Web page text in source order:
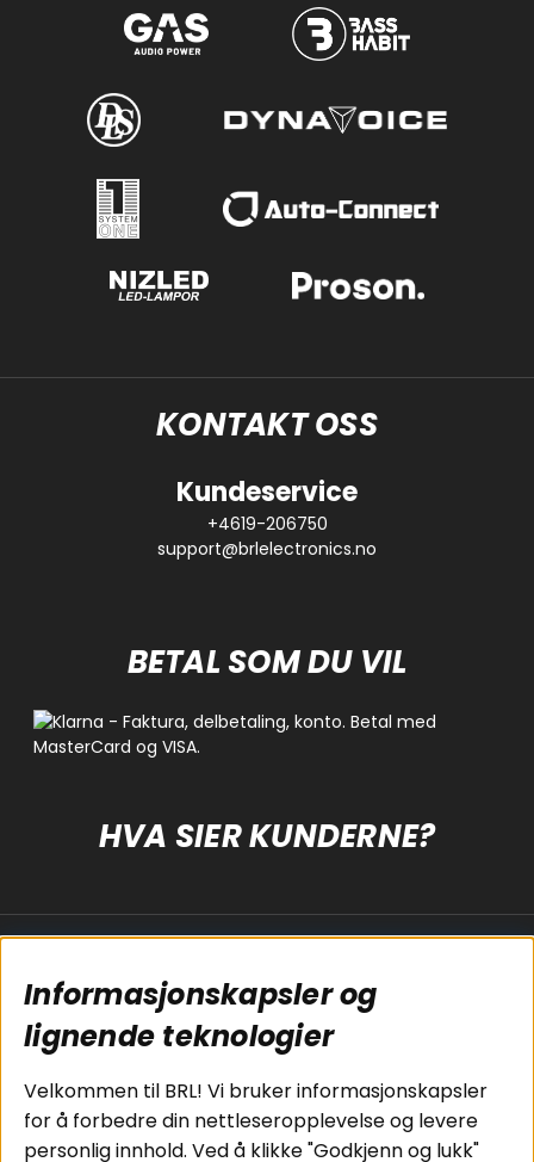
KONTAKT OSS
Kundeservice
+4619-206750
support@brlelectronics.no
BETAL SOM DU VIL
HVA SIER KUNDERNE?
Koblingsguide for
subwoofers
Tilkobling av
bilforsterker
Koblingsguide for
midbasser
Cookies
Kjøpsvilkår
Personvernpolicy
Service / Garanti /
Retur
Informasjonskapsler og
lignende teknologier
Velkommen til BRL! Vi bruker informasjonskapsler
for å forbedre din nettleseropplevelse og levere
personlig innhold. Ved å klikke "Godkjenn og lukk"